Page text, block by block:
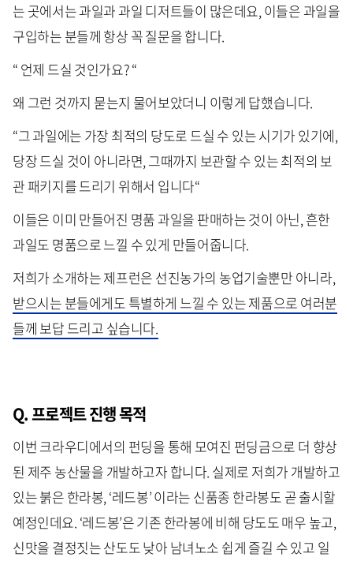
는 곳에서는 과일과 과일 디저트들이 많은데요, 이들은 과일을
구입하는 분들께 항상 꼭 질문을 합니다.
“ 언제 드실 것인가요? “
왜 그런 것까지 묻는지 물어보았더니 이렇게 답했습니다.
“그 과일에는 가장 최적의 당도로 드실 수 있는 시기가 있기에,
당장 드실 것이 아니라면, 그때까지 보관할 수 있는 최적의 보
관 패키지를 드리기 위해서 입니다“
이들은 이미 만들어진 명품 과일을 판매하는 것이 아닌, 흔한
과일도 명품으로 느낄 수 있게 만들어줍니다.
저희가 소개하는 제프런은 선진농가의 농업기술뿐만 아니라,
받으시는 분들에게도 특별하게 느낄 수 있는 제품으로 여러분
들께 보답 드리고 싶습니다.
Q. 프로젝트 진행 목적
이번 크라우디에서의 펀딩을 통해 모여진 펀딩금으로 더 향상
된 제주 농산물을 개발하고자 합니다. 실제로 저희가 개발하고
있는 붉은 한라봉, ‘레드봉’ 이라는 신품종 한라봉도 곧 출시할
예정인데요. ‘레드봉’은 기존 한라봉에 비해 당도도 매우 높고,
신맛을 결정짓는 산도도 낮아 남녀노소 쉽게 즐길 수 있고 일